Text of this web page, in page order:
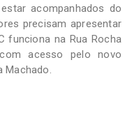
acompanhados do
precisam apresentar
funciona na Rua Rocha
acesso pelo novo